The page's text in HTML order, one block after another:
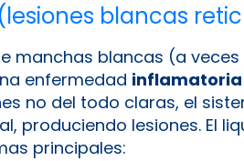
blancas
manchas blancas (a
enfermedad
no del todo claras, el
produciendo lesiones. El
principales: